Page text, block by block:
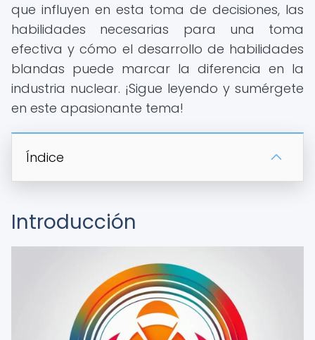
que influyen en esta toma de decisiones, las
habilidades necesarias para una toma
efectiva y cómo el desarrollo de habilidades
blandas puede marcar la diferencia en la
industria nuclear. ¡Sigue leyendo y sumérgete
en este apasionante tema!
Índice
Introducción